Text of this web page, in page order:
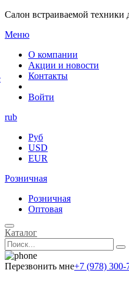
Салон встраиваемой техники
Меню
О компании
Акции и новости
Контакты
Войти
rub
Руб
USD
EUR
Розничная
Розничная
Оптовая
Каталог
Перезвонить мне+7 (978) 300-